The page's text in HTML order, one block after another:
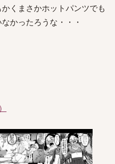
くまさかホットパンツでも
かったろうな・・・